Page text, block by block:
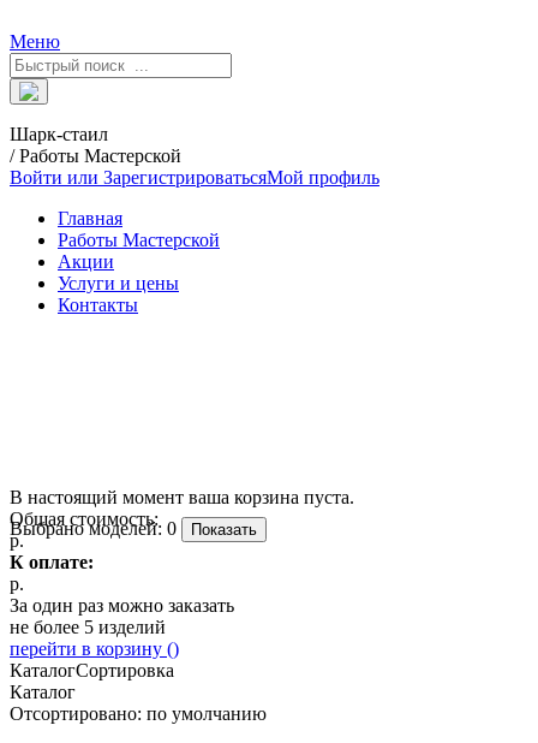
Меню
Шарк-стаил
/ Работы Мастерской
Войти или ЗарегистрироватьсяМой профиль
Главная
Работы Мастерской
Акции
Услуги и цены
Контакты
В настоящий момент ваша корзина пуста.
Общая стоимость:
р.
К оплате:
р.
За один раз можно заказать
не более 5 изделий
перейти в корзину ()
КаталогСортировка
Каталог
Отсортировано: по умолчанию
Выбрано моделей: 0